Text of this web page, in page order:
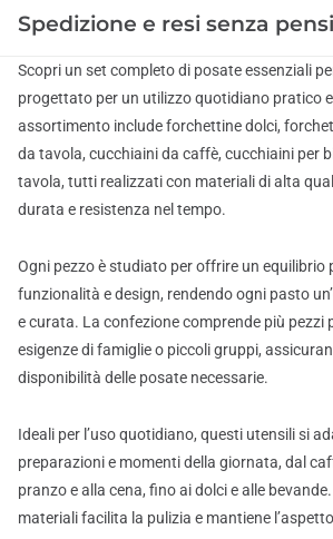
Spedizione e resi senza
Scopri un set completo di posate essenziali
progettato per un utilizzo quotidiano pratico
assortimento include forchettine dolci,
da tavola, cucchiaini da caffè, cucchiaini per
tavola, tutti realizzati con materiali di alta
durata e resistenza nel tempo.
Ogni pezzo è studiato per offrire un equilibrio
funzionalità e design, rendendo ogni pasto
e curata. La confezione comprende più pezzi
esigenze di famiglie o piccoli gruppi,
disponibilità delle posate necessarie.
Ideali per l’uso quotidiano, questi utensili si
preparazioni e momenti della giornata, dal
pranzo e alla cena, fino ai dolci e alle
materiali facilita la pulizia e mantiene